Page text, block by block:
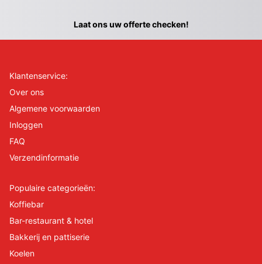
Laat ons uw offerte checken!
Klantenservice:
Over ons
Algemene voorwaarden
Inloggen
FAQ
Verzendinformatie
Populaire categorieën:
Koffiebar
Bar-restaurant & hotel
Bakkerij en pattiserie
Koelen